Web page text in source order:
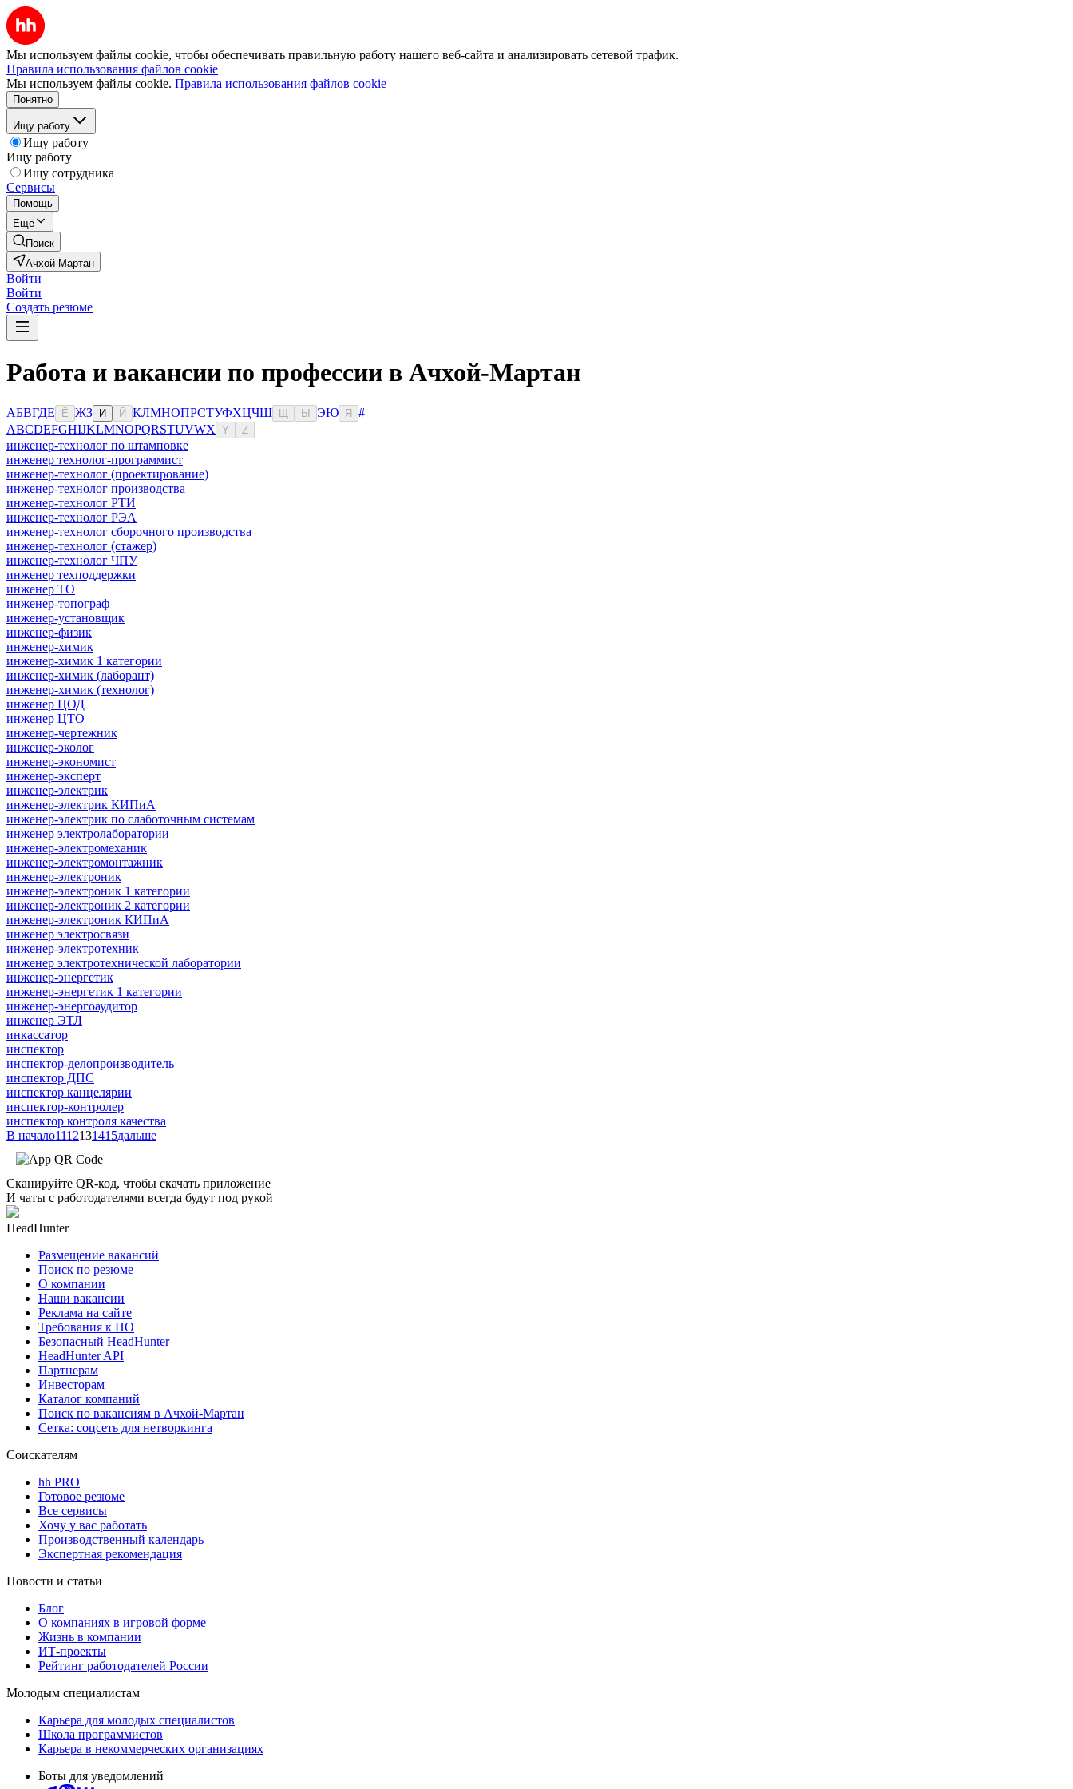
Мы используем файлы cookie, чтобы обеспечивать правильную работу нашего веб-сайта и анализировать сетевой трафик.
Правила использования файлов cookie
Мы используем файлы cookie. Правила использования файлов cookie
Понятно
Ищу работу
Ищу работу
Ищу работу
Ищу сотрудника
Сервисы
Помощь
Ещё
Поиск
Ачхой-Мартан
Войти
Войти
Создать резюме
Работа и вакансии по профессии в Ачхой-Мартан
АБВГДЕ Ё ЖЗ И Й КЛМНОПРСТУФХЦЧШ Ы ЭЮ Я
#
ABCDEFGHIJKLMNOPQRSTUVWX Y Z
инженер-технолог по штамповке
инженер технолог-программист
инженер-технолог (проектирование)
инженер-технолог производства
инженер-технолог РТИ
инженер-технолог РЭА
инженер-технолог сборочного производства
инженер-технолог (стажер)
инженер-технолог ЧПУ
инженер техподдержки
инженер ТО
инженер-топограф
инженер-установщик
инженер-физик
инженер-химик
инженер-химик 1 категории
инженер-химик (лаборант)
инженер-химик (технолог)
инженер ЦОД
инженер ЦТО
инженер-чертежник
инженер-эколог
инженер-экономист
инженер-эксперт
инженер-электрик
инженер-электрик КИПиА
инженер-электрик по слаботочным системам
инженер электролаборатории
инженер-электромеханик
инженер-электромонтажник
инженер-электроник
инженер-электроник 1 категории
инженер-электроник 2 категории
инженер-электроник КИПиА
инженер электросвязи
инженер-электротехник
инженер электротехнической лаборатории
инженер-энергетик
инженер-энергетик 1 категории
инженер-энергоаудитор
инженер ЭТЛ
инкассатор
инспектор
инспектор-делопроизводитель
инспектор ДПС
инспектор канцелярии
инспектор-контролер
инспектор контроля качества
В начало1112131415дальше
Сканируйте QR-код, чтобы скачать приложение
И чаты с работодателями всегда будут под рукой
HeadHunter
Размещение вакансий
Поиск по резюме
О компании
Наши вакансии
Реклама на сайте
Требования к ПО
Безопасный HeadHunter
HeadHunter API
Партнерам
Инвесторам
Каталог компаний
Поиск по вакансиям в Ачхой-Мартан
Сетка: соцсеть для нетворкинга
Соискателям
hh PRO
Готовое резюме
Все сервисы
Хочу у вас работать
Производственный календарь
Экспертная рекомендация
Новости и статьи
Блог
О компаниях в игровой форме
Жизнь в компании
ИТ-проекты
Рейтинг работодателей России
Молодым специалистам
Карьера для молодых специалистов
Школа программистов
Карьера в некоммерческих организациях
Боты для уведомлений